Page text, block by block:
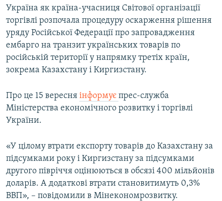
ВСЕ ЗА ДЕНЬ
СПЕЦПРОЕКТИ
ДЕПОРТАЦІЯ
ВІДЕОУРОКИ «ELIFBE»
УКРАЇНСЬКА ПРОБЛЕМА КРИМУ
ІНФОГРАФІКА
ЯК ОБІЙТИ БЛОКУВАННЯ
Русский
ДОЛУЧАЙСЯ!
Усі сайти RFE/RL
Україна як країна-учасниця Світової організації
торгівлі розпочала процедуру оскарження рішення
уряду Російської Федерації про запровадження
ембарго на транзит українських товарів по
російській території у напрямку третіх країн,
зокрема Казахстану і Киргизстану.
Про це 15 вересня інформує прес-служба
Міністерства економічного розвитку і торгівлі
України.
«У цілому втрати експорту товарів до Казахстану за
підсумками року і Киргизстану за підсумками
другого півріччя оцінюються в обсязі 400 мільйонів
доларів. А додаткові втрати становитимуть 0,3%
ВВП», – повідомили в Мінекономрозвитку.